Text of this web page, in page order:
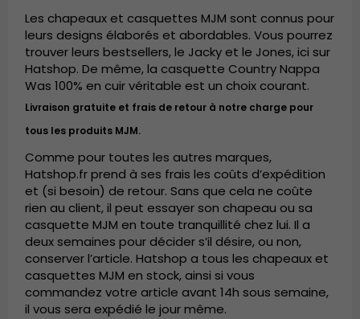
Les chapeaux et casquettes MJM sont connus pour
leurs designs élaborés et abordables. Vous pourrez
trouver leurs bestsellers, le Jacky et le Jones, ici sur
Hatshop. De même, la casquette Country Nappa
Was 100% en cuir véritable est un choix courant.
Livraison gratuite et frais de retour à notre charge pour
tous les produits MJM.
Comme pour toutes les autres marques,
Hatshop.fr prend à ses frais les coûts d’expédition
et (si besoin) de retour. Sans que cela ne coûte
rien au client, il peut essayer son chapeau ou sa
casquette MJM en toute tranquillité chez lui. Il a
deux semaines pour décider s’il désire, ou non,
conserver l’article. Hatshop a tous les chapeaux et
casquettes MJM en stock, ainsi si vous
commandez votre article avant 14h sous semaine,
il vous sera expédié le jour même.